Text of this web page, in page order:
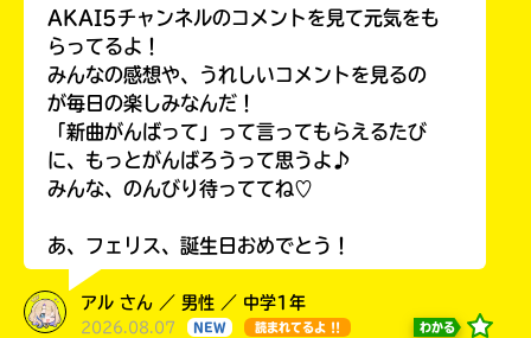
AKAI5チャンネルのコメントを見て元気をも
らってるよ！
みんなの感想や、うれしいコメントを見るの
が毎日の楽しみなんだ！
「新曲がんばって」って言ってもらえるたび
に、もっとがんばろうって思うよ♪
みんな、のんびり待っててね♡
あ、フェリス、誕生日おめでとう！
アル さん ／ 男性 ／ 中学1年
2026.08.07 NEW 読まれてるよ !! わかる